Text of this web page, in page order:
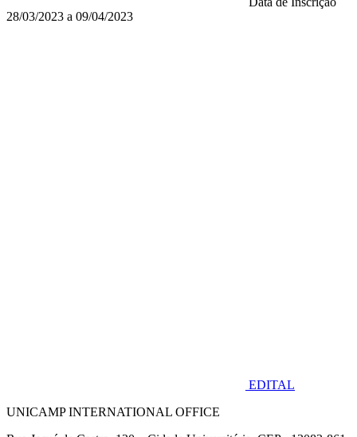
28/03/2023 a 09/04/2023
EDITAL
UNICAMP INTERNATIONAL OFFICE